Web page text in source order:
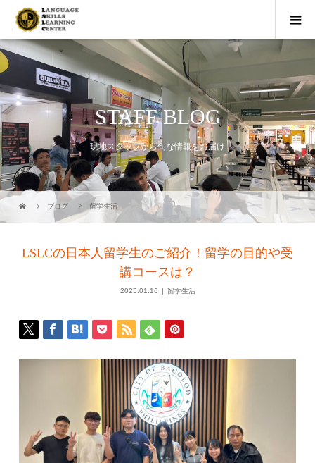
STAFF BLOG
現地スタッフから旬な情報をお届け
ブログ 留学生活
LSLCの日本人留学生のご紹介！留学の目的や受
講コースは？
2025.01.16 留学生活